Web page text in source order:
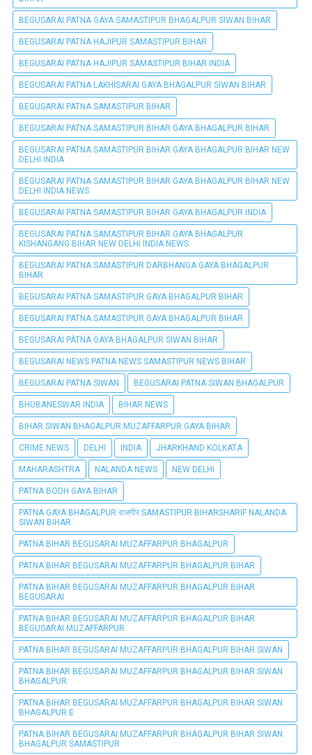
BEGUSARAI PATNA GAYA SAMASTIPUR BHAGALPUR SIWAN BIHAR
BEGUSARAI PATNA HAJIPUR SAMASTIPUR BIHAR
BEGUSARAI PATNA HAJIPUR SAMASTIPUR BIHAR INDIA
BEGUSARAI PATNA LAKHISARAI GAYA BHAGALPUR SIWAN BIHAR
BEGUSARAI PATNA SAMASTIPUR BIHAR
BEGUSARAI PATNA SAMASTIPUR BIHAR GAYA BHAGALPUR BIHAR
BEGUSARAI PATNA SAMASTIPUR BIHAR GAYA BHAGALPUR BIHAR NEW
DELHI INDIA
BEGUSARAI PATNA SAMASTIPUR BIHAR GAYA BHAGALPUR BIHAR NEW
DELHI INDIA NEWS
BEGUSARAI PATNA SAMASTIPUR BIHAR GAYA BHAGALPUR INDIA
BEGUSARAI PATNA SAMASTIPUR BIHAR GAYA BHAGALPUR
KISHANGANG BIHAR NEW DELHI INDIA NEWS
BEGUSARAI PATNA SAMASTIPUR DARBHANGA GAYA BHAGALPUR
BIHAR
BEGUSARAI PATNA SAMASTIPUR GAYA BHAGALPUR BIHAR
BEGUSARAI PATNA SAMASTIPUR GAYA BHAGALPUR BIHAR
BEGUSARAI PÀTNA GAYA BHAGALPUR SIWAN BIHAR
BEGUSARAI NEWS PATNA NEWS SAMASTIPUR NEWS BIHAR
BEGUSARAI PATNA SIWAN BEGUSARAI PATNA SIWAN BHAGALPUR
BHUBANESWAR INDIA BIHAR NEWS
BIHAR SIWAN BHAGALPUR MUZAFFARPUR GAYA BIHAR
CRIME NEWS DELHI INDIA JHARKHAND KOLKATA
MAHARASHTRA NALANDA NEWS NEW DELHI
PATNA BODH GAYA BIHAR
PATNA GAYA BHAGALPUR राजगीर SAMASTIPUR BIHARSHARIF NALANDA
SIWAN BIHAR
PATNA BIHAR BEGUSARAI MUZAFFARPUR BHAGALPUR
PATNA BIHAR BEGUSARAI MUZAFFARPUR BHAGALPUR BIHAR
PATNA BIHAR BEGUSARAI MUZAFFARPUR BHAGALPUR BIHAR
BEGUSARAI
PATNA BIHAR BEGUSARAI MUZAFFARPUR BHAGALPUR BIHAR
BEGUSARAI MUZAFFARPUR
PATNA BIHAR BEGUSARAI MUZAFFARPUR BHAGALPUR BIHAR SIWAN
PATNA BIHAR BEGUSARAI MUZAFFARPUR BHAGALPUR BIHAR SIWAN
BHAGALPUR
PATNA BIHAR BEGUSARAI MUZAFFARPUR BHAGALPUR BIHAR SIWAN
BHAGALPUR E
PATNA BIHAR BEGUSARAI MUZAFFARPUR BHAGALPUR BIHAR SIWAN
BHAGALPUR SAMASTIPUR